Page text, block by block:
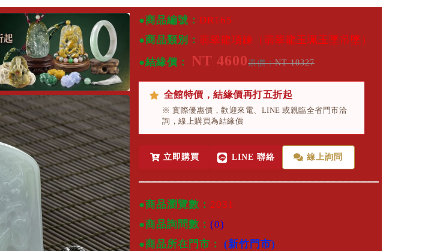
●商品編號： DR165
●商品類別： 翡翠龍項鍊（翡翠龍玉珮玉墜吊墜）
●結緣價：
NT 4600原價：NT 10327
全館特價，結緣價再打五折起
※ 實際優惠價，歡迎來電、LINE 或親臨全省門市洽
詢，線上購買為結緣價
立即購買 LINE 聯絡 線上詢問
●商品瀏覽數： 2031
●商品詢問數： (0)
●商品所在門市：
(新竹門市)